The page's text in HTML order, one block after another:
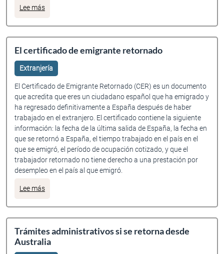
Lee mássobre Subsidio para emigrante retornado
El certificado de emigrante retornado
Extranjería
El Certificado de Emigrante Retornado (CER) es un documento
que acredita que eres un ciudadano español que ha emigrado y
ha regresado definitivamente a España después de haber
trabajado en el extranjero. El certificado contiene la siguiente
información: la fecha de la última salida de España, la fecha en
que se retornó a España, el tiempo trabajado en el país en el
que se emigró, el período de ocupación cotizado, y que el
trabajador retornado no tiene derecho a una prestación por
desempleo en el país al que emigró.
Lee mássobre El certificado de emigrante retornado
Trámites administrativos si se retorna desde
Australia